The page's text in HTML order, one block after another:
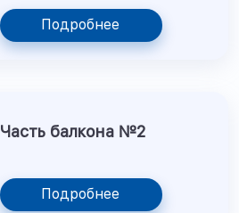
Подробнее
Часть балкона №2
Подробнее